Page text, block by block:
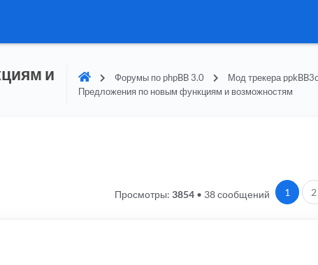
и
Форумы по phpBB 3.0
Мод трекера
Предложения по новым функциям и возможностям
38 сообщений 1 2
Просмотры: 3854•